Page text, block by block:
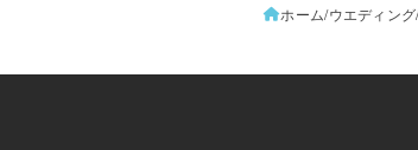
ホームウエディング